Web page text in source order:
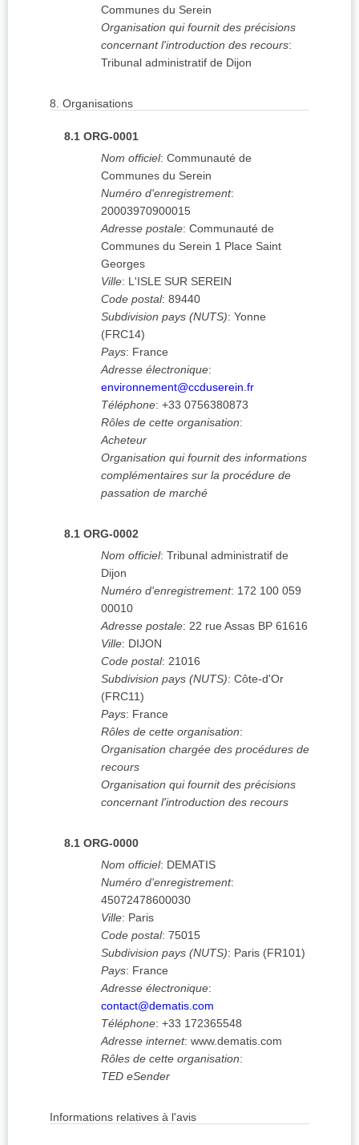
Communes du Serein
Organisation qui fournit des précisions
concernant l'introduction des recours:
Tribunal administratif de Dijon
8. Organisations
8.1 ORG-0001
Nom officiel: Communauté de
Communes du Serein
Numéro d'enregistrement:
20003970900015
Adresse postale: Communauté de
Communes du Serein 1 Place Saint
Georges
Ville: L'ISLE SUR SEREIN
Code postal: 89440
Subdivision pays (NUTS): Yonne
(FRC14)
Pays: France
Adresse électronique:
environnement@ccduserein.fr
Téléphone: +33 0756380873
Rôles de cette organisation:
Acheteur
Organisation qui fournit des informations
complémentaires sur la procédure de
passation de marché
8.1 ORG-0002
Nom officiel: Tribunal administratif de
Dijon
Numéro d'enregistrement: 172 100 059
00010
Adresse postale: 22 rue Assas BP 61616
Ville: DIJON
Code postal: 21016
Subdivision pays (NUTS): Côte-d'Or
(FRC11)
Pays: France
Rôles de cette organisation:
Organisation chargée des procédures de
recours
Organisation qui fournit des précisions
concernant l'introduction des recours
8.1 ORG-0000
Nom officiel: DEMATIS
Numéro d'enregistrement:
45072478600030
Ville: Paris
Code postal: 75015
Subdivision pays (NUTS): Paris (FR101)
Pays: France
Adresse électronique:
contact@dematis.com
Téléphone: +33 172365548
Adresse internet: www.dematis.com
Rôles de cette organisation:
TED eSender
Informations relatives à l'avis